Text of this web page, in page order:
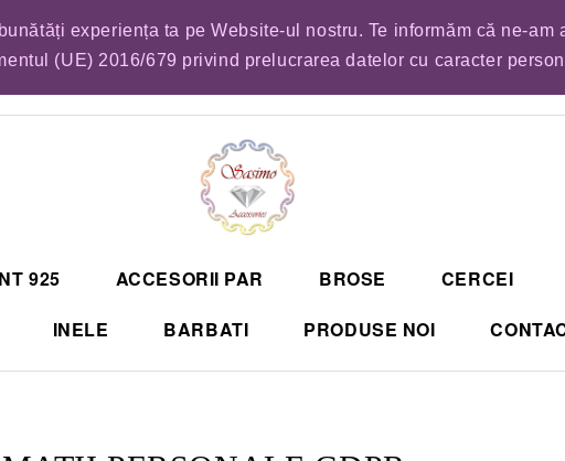
experiența ta pe Website-ul nostru. Te informăm că ne-am
(UE) 2016/679 privind prelucrarea datelor cu caracter
LISTA DE COMENZI PENTRU SFANTA MARIA. VA RUGAM SA VA PLASATI COMENZILE
925 ACCESORII PAR BROSE CERCEI
INELE BARBATI PRODUSE NOI